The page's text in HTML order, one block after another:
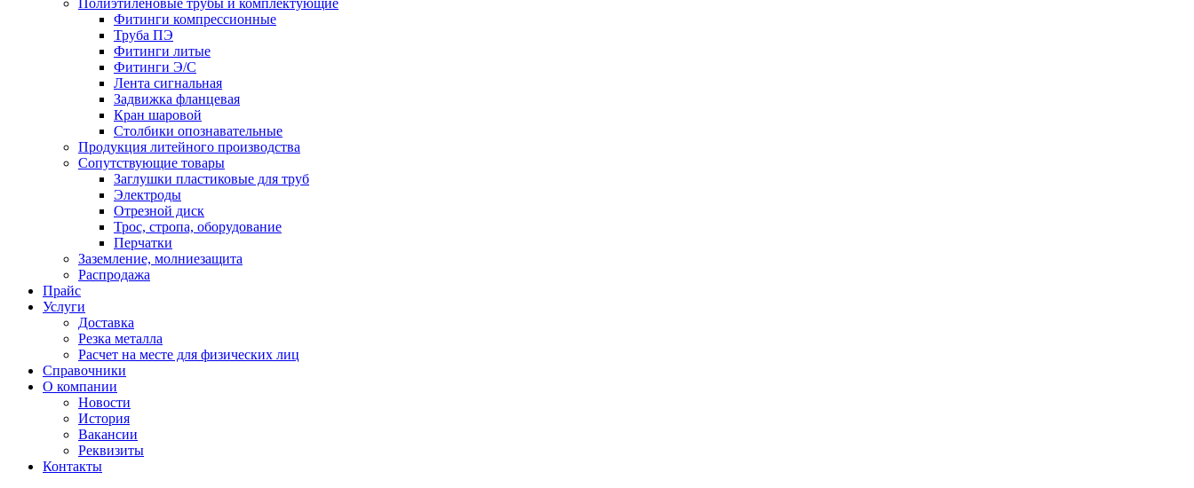
Полиэтиленовые трубы и комплектующие
Фитинги компрессионные
Труба ПЭ
Фитинги литые
Фитинги Э/С
Лента сигнальная
Задвижка фланцевая
Кран шаровой
Столбики опознавательные
Продукция литейного производства
Сопутствующие товары
Заглушки пластиковые для труб
Электроды
Отрезной диск
Трос, стропа, оборудование
Перчатки
Заземление, молниезащита
Распродажа
Прайс
Услуги
Доставка
Резка металла
Расчет на месте для физических лиц
Справочники
О компании
Новости
История
Вакансии
Реквизиты
Контакты